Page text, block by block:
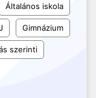
Általános iskola
Gimnázium
szerinti